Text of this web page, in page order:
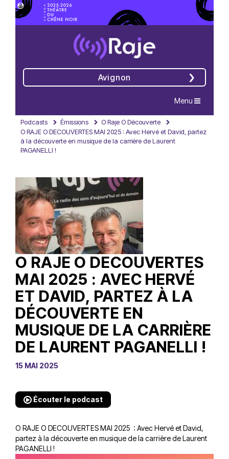
Avignon
Navigation
Menu
Podcasts Émissions
O Raje O Découverte
O RAJE O DECOUVERTES MAI 2025 : Avec Hervé et David, partez
à la découverte en musique de la carrière de Laurent
PAGANELLI !
O RAJE O DECOUVERTES
MAI 2025 : AVEC HERVÉ
ET DAVID, PARTEZ À LA
DÉCOUVERTE EN
MUSIQUE DE LA CARRIÈRE
DE LAURENT PAGANELLI !
15 MAI 2025
Écouter le podcast
O RAJE O DECOUVERTES MAI 2025 : Avec Hervé et David,
partez à la découverte en musique de la carrière de Laurent
PAGANELLI !